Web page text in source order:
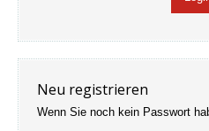
Neu registrieren
Wenn Sie noch kein Passwort